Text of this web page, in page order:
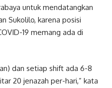
untuk mendatangkan
Sukolilo, karena posisi
19 memang ada di
dan setiap shift ada 6-8
20 jenazah per-hari,” kata